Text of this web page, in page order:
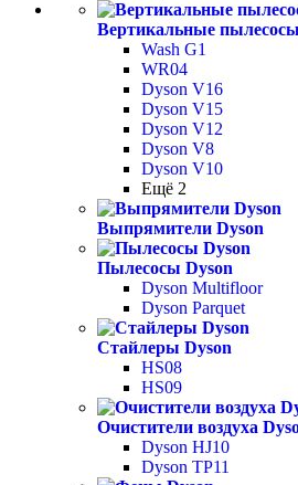
Вертикальные
Wash G1
WR04
Dyson V16
Dyson V15
Dyson V12
Dyson V8
Dyson V10
Ещё 2
Выпрямители Dyson
Пылесосы Dyson
Dyson Multifloor
Dyson Parquet
Стайлеры Dyson
HS08
HS09
Очистители воздуха
Dyson HJ10
Dyson TP11